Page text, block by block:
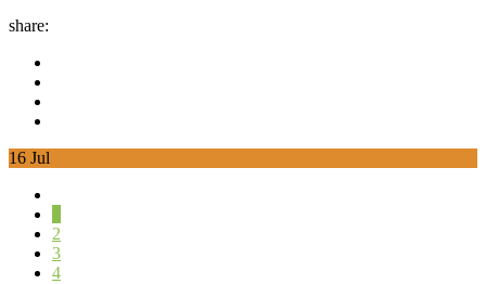
share:
16 Jul
2
3
4